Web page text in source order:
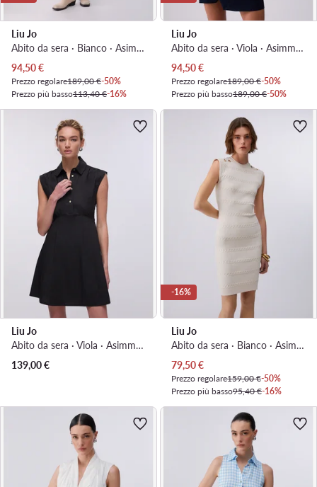
Liu Jo
Abito da sera · Bianco · Asimmetrica
Prezzo attuale
94,50€
Prezzo regolare189,00 €-50%
Prezzo più basso113,40 €-16%
Liu Jo
Abito da sera · Viola · Asimmetrica
Prezzo attuale
94,50€
Prezzo regolare189,00 €-50%
Prezzo più basso189,00 €-50%
Liu Jo
Abito da sera · Viola · Asimmetrica
139,00€
-16%
Liu Jo
Abito da sera · Bianco · Asimmetrica
Prezzo attuale
79,50€
Prezzo regolare159,00 €-50%
Prezzo più basso95,40 €-16%